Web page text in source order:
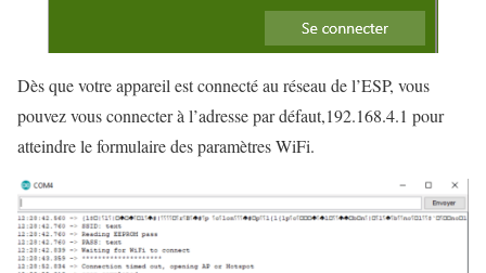
Dès que votre appareil est connecté au réseau de l’ESP, vous
pouvez vous connecter à l’adresse par défaut,192.168.4.1 pour
atteindre le formulaire des paramètres WiFi.